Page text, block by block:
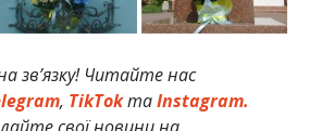
зв’язку! Читайте нас
, TikTokтаInstagram.